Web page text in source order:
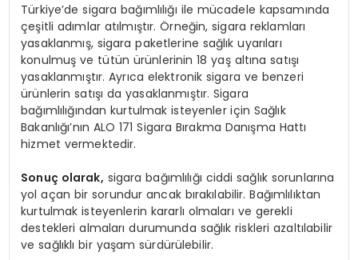
Türkiye’de sigara bağımlılığı ile mücadele kapsamında
çeşitli adımlar atılmıştır. Örneğin, sigara reklamları
yasaklanmış, sigara paketlerine sağlık uyarıları
konulmuş ve tütün ürünlerinin 18 yaş altına satışı
yasaklanmıştır. Ayrıca elektronik sigara ve benzeri
ürünlerin satışı da yasaklanmıştır. Sigara
bağımlılığından kurtulmak isteyenler için Sağlık
Bakanlığı’nın ALO 171 Sigara Bırakma Danışma Hattı
hizmet vermektedir.
Sonuç olarak, sigara bağımlılığı ciddi sağlık sorunlarına
yol açan bir sorundur ancak bırakılabilir. Bağımlılıktan
kurtulmak isteyenlerin kararlı olmaları ve gerekli
destekleri almaları durumunda sağlık riskleri azaltılabilir
ve sağlıklı bir yaşam sürdürülebilir.